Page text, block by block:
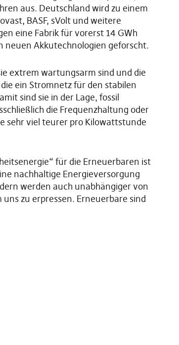
aus. Deutschland wird zu einem
BASF, sVolt und weitere
eine Fabrik für vorerst 14 GWh
Akkutechnologien geforscht.
extrem wartungsarm sind und die
ein Stromnetz für den stabilen
sind sie in der Lage, fossil
die Frequenzhaltung oder
sehr viel teurer pro Kilowattstunde
für die Erneuerbaren ist
nachhaltige Energieversorgung
werden auch unabhängiger von
zu erpressen. Erneuerbare sind